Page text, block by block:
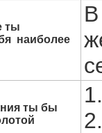
ты
наиболее
ты бы